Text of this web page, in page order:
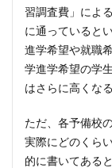
習調査費」によ
に通っていると
進学希望や就職
学進学希望の学
はさらに高くな
ただ、各予備校
実際にどのくら
的に書いてある